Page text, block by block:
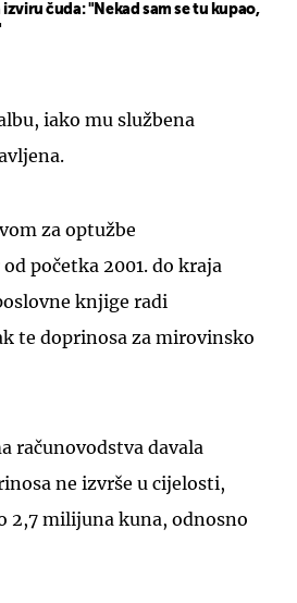
izviru čuda: "Nekad sam se tu kupao,
iako mu službena
za optužbe
početka 2001. do kraja
knjige radi
te doprinosa za mirovinsko
računovodstva davala
ne izvrše u cijelosti,
2,7 milijuna kuna, odnosno
NOTIFIKACIJE